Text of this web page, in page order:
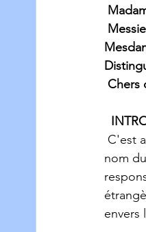
Chers
nom
envers